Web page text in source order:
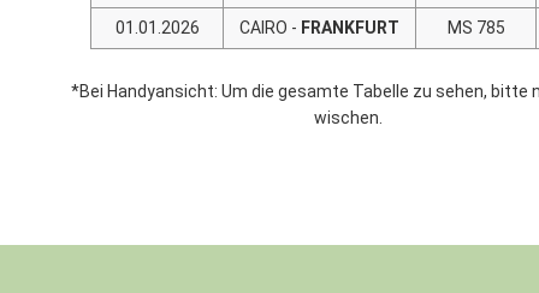
01.01.2026 CAIRO - FRANKFURT MS 785
*Bei Handyansicht: Um die gesamte Tabelle zu sehen, bitte
wischen.